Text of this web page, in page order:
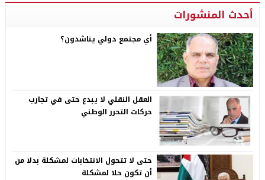
أحدث المنشورات
أي مجتمع دولي يناشدون؟
العقل النقلي لا يبدع حتى في تجارب
حركات التحرر الوطني
حتى لا تتحول الانتخابات لمشكلة بدلا من
أن تكون حلا لمشكلة